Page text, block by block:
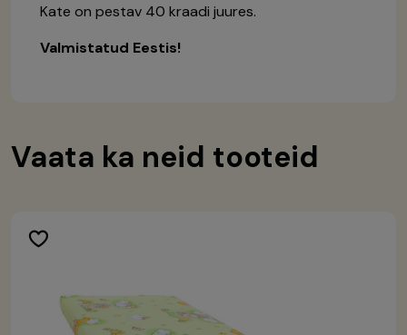
Kate on pestav 40 kraadi juures.
Valmistatud Eestis!
Vaata ka neid tooteid